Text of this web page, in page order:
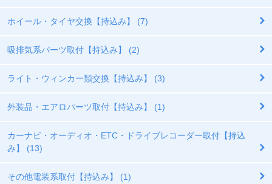
ホイール・タイヤ交換【持込み】 (7)
吸排気系パーツ取付【持込み】 (2)
ライト・ウィンカー類交換【持込み】 (3)
外装品・エアロパーツ取付【持込み】 (1)
カーナビ・オーディオ・ETC・ドライブレコーダー取付【持込
み】 (13)
その他電装系取付【持込み】 (1)